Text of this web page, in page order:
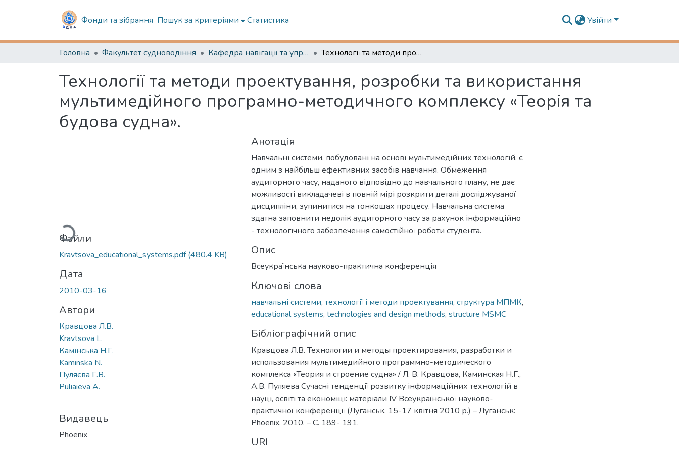
Фонди та зібрання Пошук за критеріями Статистика Увійти
Головна Факультет судноводіння Кафедра навігації та управління судном Технології та методи проектування, розробки та використання мультимедійного програмно-методичного комплексу «Теорія та будова судна».
Технології та методи проектування, розробки та використання
мультимедійного програмно-методичного комплексу «Теорія та
будова судна».
Вантажиться...
Файли
Kravtsova_educational_systems.pdf(480.4 KB)
Дата
2010-03-16
Автори
Кравцова Л.В.
Kravtsova L.
Камінська Н.Г.
Kaminska N.
Пуляєва Г.В.
Puliaieva A.
Видавець
Phoenix
Анотація
Навчальні системи, побудовані на основі мультимедійних технологій, є
одним з найбільш ефективних засобів навчання. Обмеження
аудиторного часу, наданого відповідно до навчального плану, не дає
можливості викладачеві в повній мірі розкрити деталі досліджуваної
дисципліни, зупинитися на тонкощах процесу. Навчальна система
здатна заповнити недолік аудиторного часу за рахунок інформаційно
- технологічного забезпечення самостійної роботи студента.
Опис
Всеукраїнська науково-практична конференція
Ключові слова
навчальні системи, технології і методи проектування, структура МПМК,
educational systems, technologies and design methods, structure MSMC
Бібліографічний опис
Кравцова Л.В. Технологии и методы проектирования, разработки и
использования мультимедийного программно-методического
комплекса «Теория и строение судна» / Л. В. Кравцова, Каминская Н.Г.,
А.В. Пуляева Сучасні тенденції розвитку інформаційних технологій в
науці, освіті та економіці: матеріали IV Всеукраїнської науково-
практичної конференції (Луганськ, 15-17 квітня 2010 р.) – Луганськ:
Phoenix, 2010. – С. 189- 191.
URI